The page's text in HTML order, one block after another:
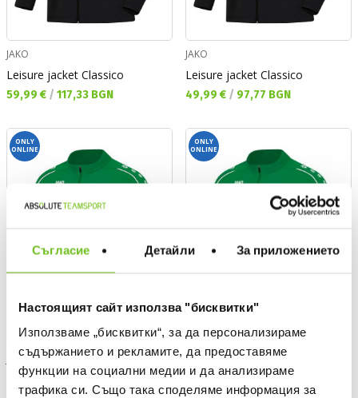
Съгласие Детайли За приложението
Настоящият сайт използва "бисквитки"
Използваме „бисквитки“, за да персонализираме
съдържанието и рекламите, да предоставяме
функции на социални медии и да анализираме
трафика си. Също така споделяме информация за
JAKO
Leisure jacket Classico
Текуща цена:
59,99 € / 117,33 BGN
JAKO
Leisure jacket Classico
Текуща цена:
49,99 € / 97,77 BGN
ONLY
ONLINE
JAKO
Leisure jacket Classico
ONLY
ONLINE
JAKO
Leisure jacket Classico